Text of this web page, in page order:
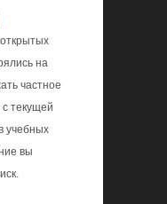
на
частное
текущей
учебных
вы